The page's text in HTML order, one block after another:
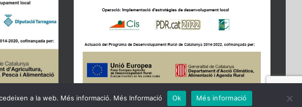
a la web. Més informació. Més Informació Ok Més informació